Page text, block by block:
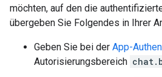
möchten, auf den die
übergeben Sie Folgendes in Ihrer
Geben Sie bei der App-
Autorisierungsbereich